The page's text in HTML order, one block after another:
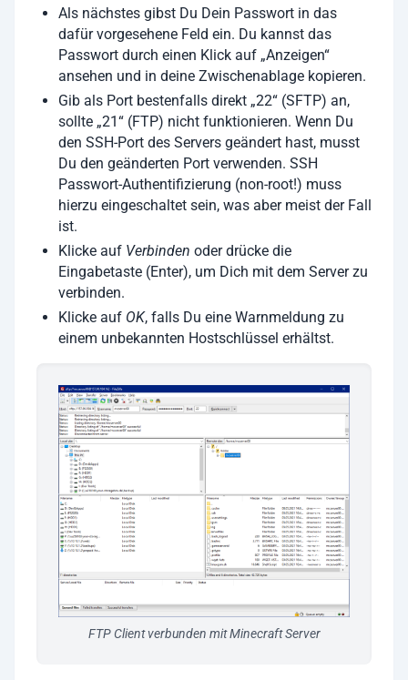
Als nächstes gibst Du Dein Passwort in das
dafür vorgesehene Feld ein. Du kannst das
Passwort durch einen Klick auf „Anzeigen“
ansehen und in deine Zwischenablage kopieren.
Gib als Port bestenfalls direkt „22“ (SFTP) an,
sollte „21“ (FTP) nicht funktionieren. Wenn Du
den SSH-Port des Servers geändert hast, musst
Du den geänderten Port verwenden. SSH
Passwort-Authentifizierung (non-root!) muss
hierzu eingeschaltet sein, was aber meist der Fall
ist.
Klicke auf Verbinden oder drücke die
Eingabetaste (Enter), um Dich mit dem Server zu
verbinden.
Klicke auf OK, falls Du eine Warnmeldung zu
einem unbekannten Hostschlüssel erhältst.
FTP Client verbunden mit Minecraft Server